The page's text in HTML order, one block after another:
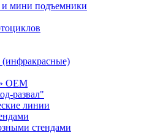
мини подъемники
(инфракрасные)
ОЕМ
развал"
линии
стендами